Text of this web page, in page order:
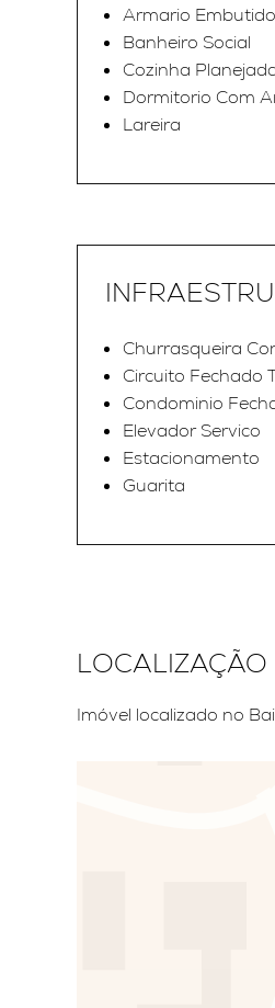
Armario Embutido
Banheiro Social
Cozinha
Dormitorio Com
Lareira
Churrasqueira
Circuito Fechado
Condominio
Elevador Servico
Estacionamento
Guarita
LOCALIZAÇÃO
Imóvel localizado no